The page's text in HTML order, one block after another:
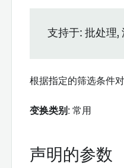
支持于: 批处理,
根据指定的筛选条件
变换类别 : 常用
声明的参数